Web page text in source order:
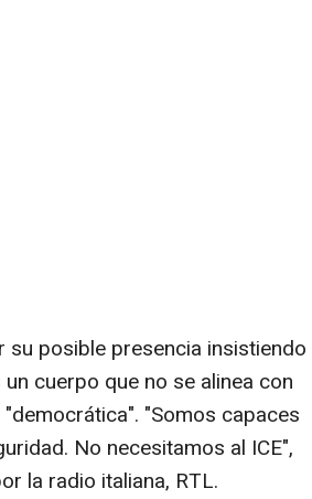
posible presencia insistiendo
cuerpo que no se alinea con
"Somos capaces
No necesitamos al ICE",
la radio italiana, RTL.